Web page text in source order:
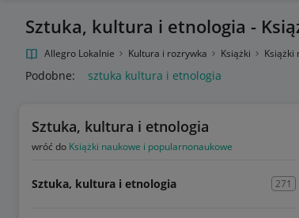
Sztuka, kultura i etnologia -
Allegro Lokalnie Kultura i rozrywka Książki Książki
Podobne: sztuka kultura i etnologia
Sztuka, kultura i etnologia
wróć do Książki naukowe i popularnonaukowe
Sztuka, kultura i etnologia 271